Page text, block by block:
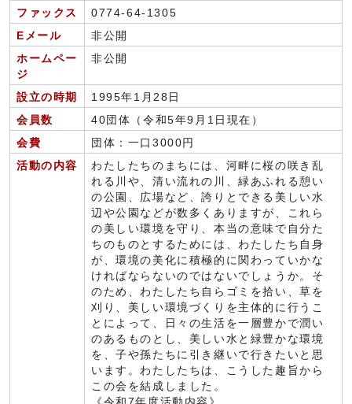
ファックス
0774-64-1305
Eメール
非公開
ホームペー
ジ
非公開
設立の時期
1995年1月28日
会員数
40団体（令和5年9月1日現在）
会費
団体：一口3000円
活動の内容
わたしたちのまちには、河畔に桜の咲き乱
れる川や、清い流れの川、緑あふれる憩い
の公園、広場など、誇りとできる美しい水
辺や公園などが数多くありますが、これら
の美しい環境を守り、本当の意味で自分た
ちのものとするためには、わたしたち自身
が、環境の美化に積極的に関わっていかな
ければならないのではないでしょうか。そ
のため、わたしたち自らゴミを拾い、草を
刈り、美しい環境づくりを主体的に行うこ
とによって、日々の生活を一層豊かで潤い
のあるものとし、美しい水と緑豊かな環境
を、子や孫たちに引き継いで行きたいと思
います。わたしたちは、こうした趣旨から
この会を結成しました。
《令和7年度活動内容》